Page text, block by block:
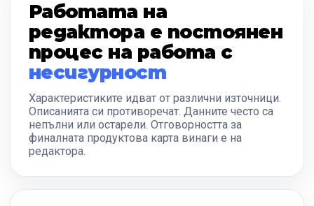
Работата на
редактора е постоянен
процес на работа с
несигурност
Характеристиките идват от различни източници.
Описанията си противоречат. Данните често са
непълни или остарели. Отговорността за
финалната продуктова карта винаги е на
редактора.